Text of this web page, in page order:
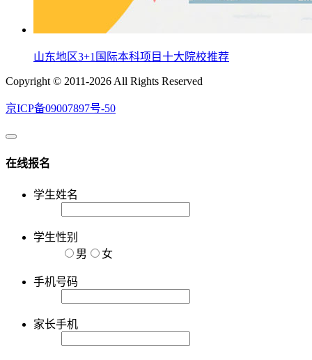
山东地区3+1国际本科项目十大院校推荐
Copyright © 2011-2026 All Rights Reserved
京ICP备09007897号-50
在线报名
学生姓名
学生性别
男
女
手机号码
家长手机